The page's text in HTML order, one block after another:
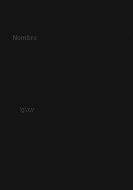
Nombre
__lglaw